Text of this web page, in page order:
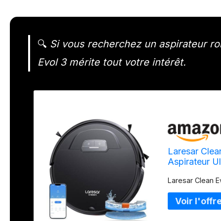
🔍 Si vous recherchez un aspirateur
Evol 3 mérite tout votre intérêt.
Laresar
Aspirateur
Nettoyage
Laresar Clean